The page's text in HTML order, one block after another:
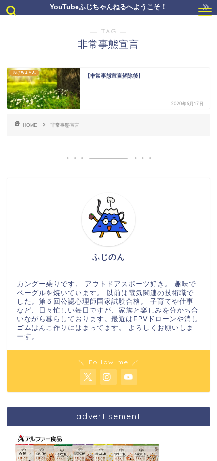
YouTubeふじちゃんねるへようこそ！
― TAG ―
非常事態宣言
わけちょらん
【非常事態宣言解除後】
2020年6月17日
HOME 非常事態宣言
ふじのん
カングー乗りです。 アウトドアスポーツ好き。 趣味で
ベーグルを焼いています。 以前は電気関連の技術職で
した。第５回公認心理師国家試験合格。 子育てや仕事
など、日々忙しい毎日ですが、家族と楽しみを分かち合
いながら暮らしております。最近はFPVドローンや消し
ゴムはんこ作りにはまってます。 よろしくお願いしま
ーす。
＼ Follow me ／
advertisement